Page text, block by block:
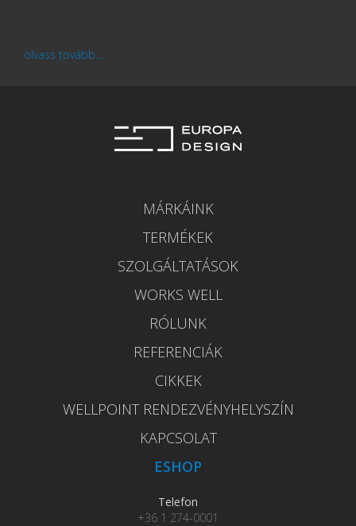
olvass tovább...
MÁRKÁINK
TERMÉKEK
SZOLGÁLTATÁSOK
WORKS WELL
RÓLUNK
REFERENCIÁK
CIKKEK
WELLPOINT RENDEZVÉNYHELYSZÍN
KAPCSOLAT
ESHOP
Telefon
+36 1 274-0001